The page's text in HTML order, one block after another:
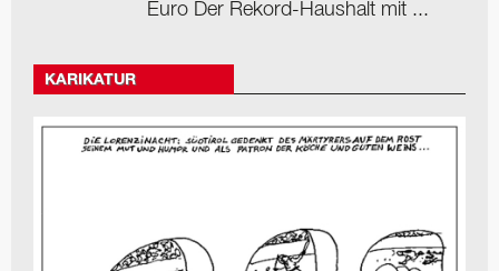
Euro Der Rekord-Haushalt mit ...
KARIKATUR